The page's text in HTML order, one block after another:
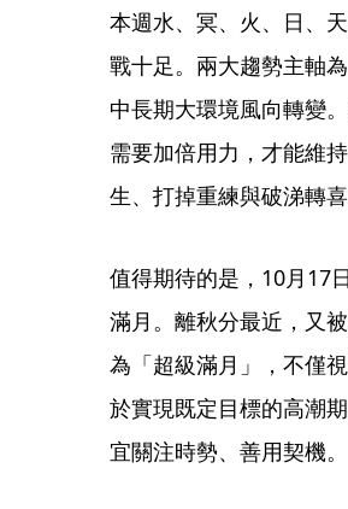
本週水、冥、火、日、
戰十足。兩大趨勢主軸
中長期大環境風向轉變
需要加倍用力，才能維
生、打掉重練與破涕轉喜
值得期待的是，10月17
滿月。離秋分最近，又
為「超級滿月」，不僅
於實現既定目標的高潮
宜關注時勢、善用契機。